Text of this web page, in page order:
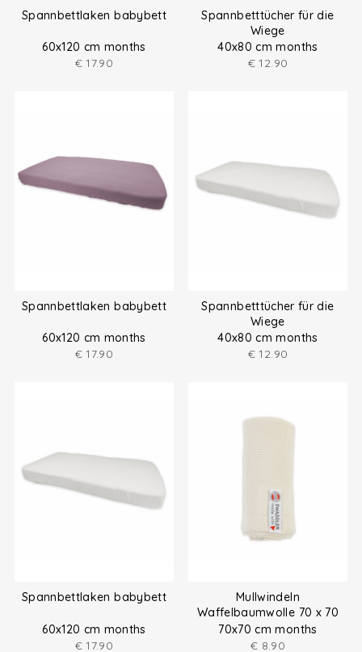
Spannbettlaken babybett
60x120 cm months
€ 17.90
Spannbetttücher für die
Wiege
40x80 cm months
€ 12.90
Spannbettlaken babybett
60x120 cm months
€ 17.90
Spannbetttücher für die
Wiege
40x80 cm months
€ 12.90
Spannbettlaken babybett
60x120 cm months
€ 17.90
Mullwindeln
Waffelbaumwolle 70 x 70
cm
70x70 cm months
€ 8.90